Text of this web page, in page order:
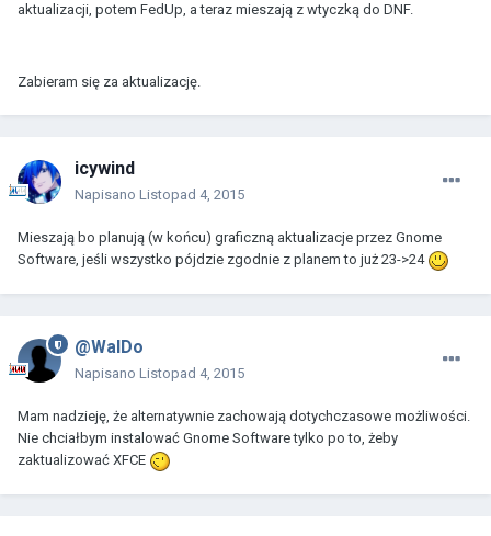
aktualizacji, potem FedUp, a teraz mieszają z wtyczką do DNF.
Zabieram się za aktualizację.
icywind
Napisano Listopad 4, 2015
Mieszają bo planują (w końcu) graficzną aktualizacje przez Gnome
Software, jeśli wszystko pójdzie zgodnie z planem to już 23->24
@WalDo
Napisano Listopad 4, 2015
Mam nadzieję, że alternatywnie zachowają dotychczasowe możliwości.
Nie chciałbym instalować Gnome Software tylko po to, żeby
zaktualizować XFCE